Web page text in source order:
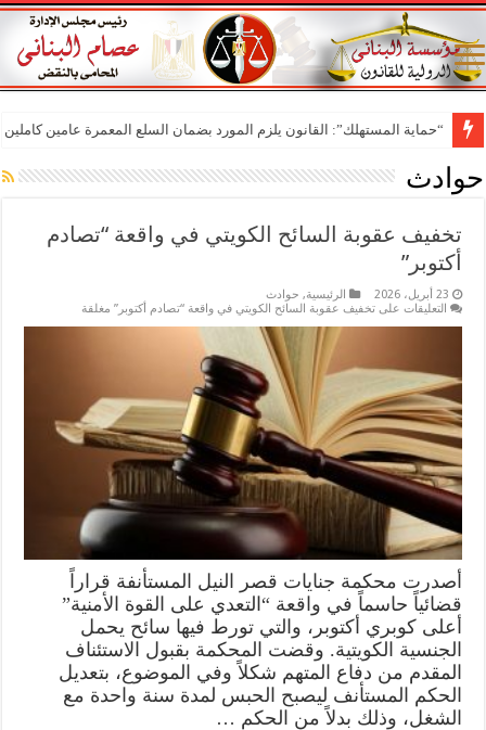
“حماية المستهلك”: القانون يلزم المورد بضمان السلع المعمرة عامين
حوادث
تخفيف عقوبة السائح الكويتي في واقعة “تصادم
أكتوبر”
23 أبريل، 2026 الرئيسية, حوادث
التعليقات على تخفيف عقوبة السائح الكويتي في واقعة “تصادم أكتوبر” مغلقة
أصدرت محكمة جنايات قصر النيل المستأنفة قراراً
قضائياً حاسماً في واقعة “التعدي على القوة الأمنية”
أعلى كوبري أكتوبر، والتي تورط فيها سائح يحمل
الجنسية الكويتية. وقضت المحكمة بقبول الاستئناف
المقدم من دفاع المتهم شكلاً وفي الموضوع، بتعديل
الحكم المستأنف ليصبح الحبس لمدة سنة واحدة مع
الشغل، وذلك بدلاً من الحكم …